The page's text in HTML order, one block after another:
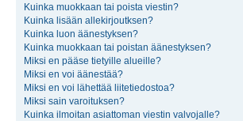
Kuinka muokkaan tai poista viestin?
Kuinka lisään allekirjoutksen?
Kuinka luon äänestyksen?
Kuinka muokkaan tai poistan äänestyksen?
Miksi en pääse tietyille alueille?
Miksi en voi äänestää?
Miksi en voi lähettää liitetiedostoa?
Miksi sain varoituksen?
Kuinka ilmoitan asiattoman viestin valvojalle?